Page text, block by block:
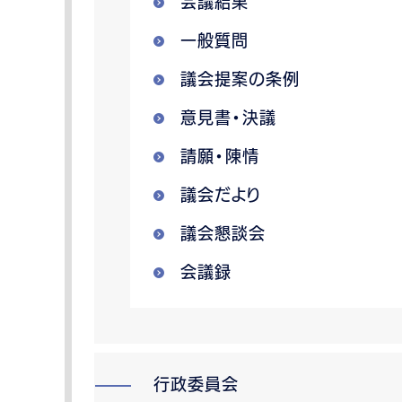
一般質問
議会提案の条例
意見書・決議
請願・陳情
議会だより
議会懇談会
会議録
行政委員会